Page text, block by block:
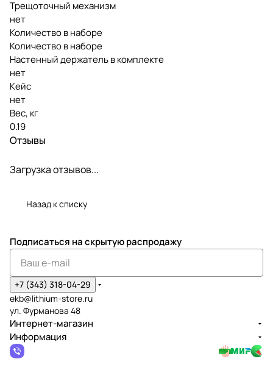
Трещоточный механизм
нет
Количество в наборе
Количество в наборе
Настенный держатель в комплекте
нет
Кейс
нет
Вес, кг
0.19
Отзывы
Загрузка отзывов...
Назад к списку
Подписаться на скрытую распродажу
+7 (343) 318-04-29
ekb@lithium-store.ru
ул. Фурманова 48
Интернет-магазин
Информация